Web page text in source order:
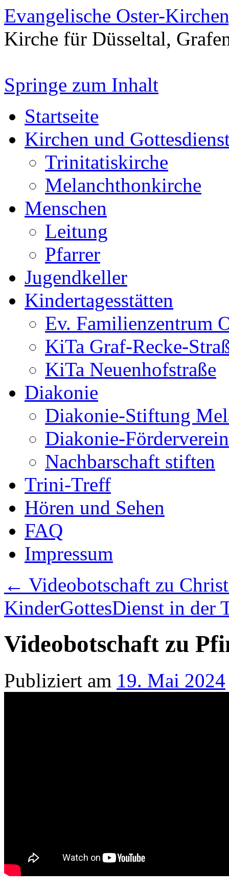
Evangelische Oster-
Kirche für Düsseltal,
Springe zum Inhalt
Startseite
Kirchen und
Trinitatiskirche
Melanchthonkirche
Menschen
Leitung
Pfarrer
Jugendkeller
Kindertagesstätten
Ev. Familienzentrum
KiTa Graf-Recke-
KiTa Neuenhofstraße
Diakonie
Diakonie-Stiftung
Diakonie-
Nachbarschaft stiften
Trini-Treff
Hören und Sehen
FAQ
Impressum
← Videobotschaft zu
KinderGottesDienst in der
Videobotschaft zu
Publiziert am 19. Mai 2024